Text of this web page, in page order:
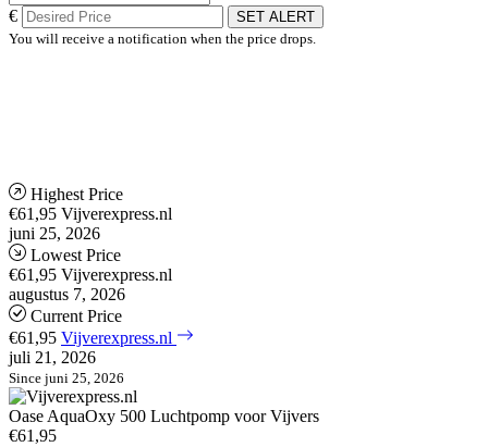
€
SET ALERT
You will receive a notification when the price drops.
Highest Price
€61,95 Vijverexpress.nl
juni 25, 2026
Lowest Price
€61,95 Vijverexpress.nl
augustus 7, 2026
Current Price
€61,95 Vijverexpress.nl
juli 21, 2026
Since juni 25, 2026
Oase AquaOxy 500 Luchtpomp voor Vijvers
€61,95